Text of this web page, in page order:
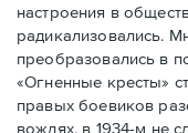
настроения в
радикализовались.
преобразовались в
«Огненные кресты»
правых боевиков
вождях, в 1934-м не